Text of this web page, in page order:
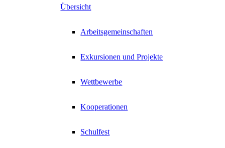
Übersicht
Arbeitsgemeinschaften
Exkursionen und Projekte
Wettbewerbe
Kooperationen
Schulfest